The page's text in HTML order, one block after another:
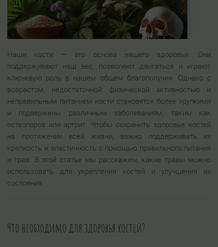
Наши кости — это основа нашего здоровья. Они
поддерживают наш вес, позволяют двигаться и играют
ключевую роль в нашем общем благополучии. Однако с
возрастом, недостаточной физической активностью и
неправильным питанием кости становятся более хрупкими
и подвержены различным заболеваниям, таким как
остеопороз или артрит. Чтобы сохранить здоровье костей
на протяжении всей жизни, важно поддерживать их
крепкость и эластичность с помощью правильного питания
и трав. В этой статье мы расскажем, какие травы можно
использовать для укрепления костей и улучшения их
состояния.
Что необходимо для здоровья костей?